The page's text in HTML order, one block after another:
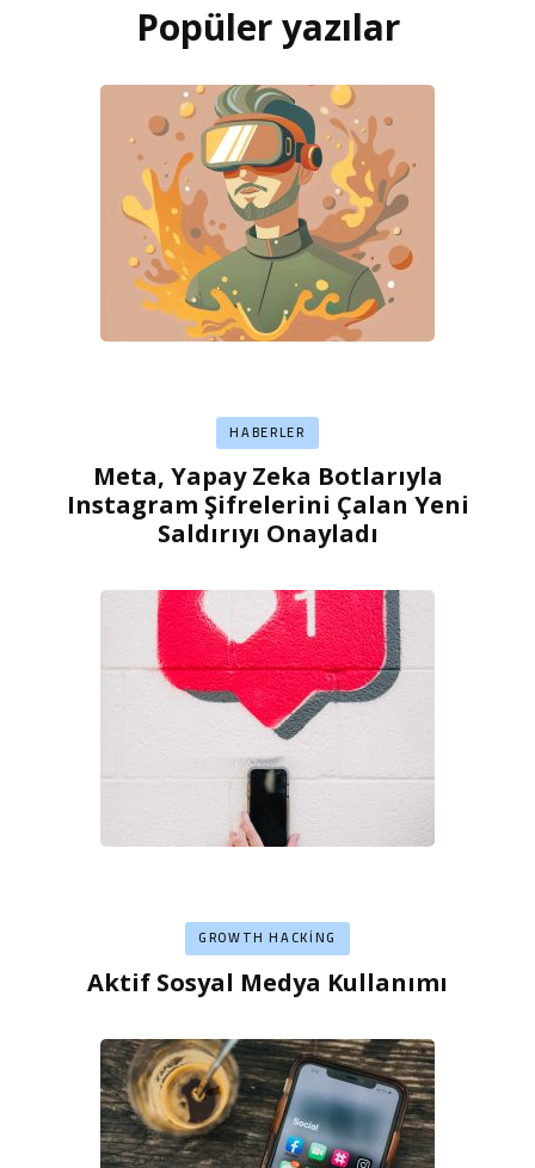
Popüler yazılar
HABERLER
Meta, Yapay Zeka Botlarıyla
Instagram Şifrelerini Çalan Yeni
Saldırıyı Onayladı
GROWTH HACKING
Aktif Sosyal Medya Kullanımı